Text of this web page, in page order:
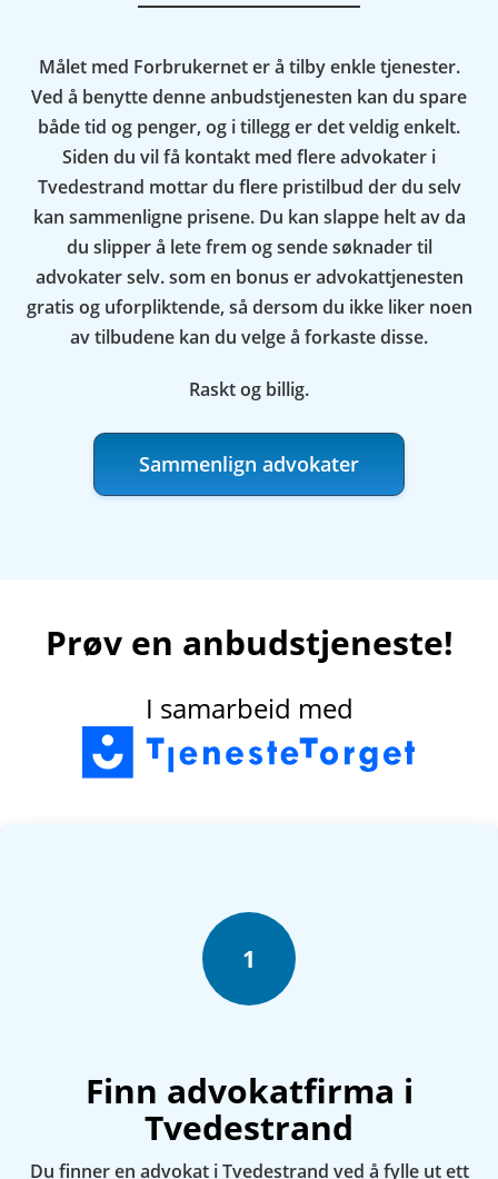
Målet med Forbrukernet er å tilby enkle tjenester.
Ved å benytte denne anbudstjenesten kan du spare
både tid og penger, og i tillegg er det veldig enkelt.
Siden du vil få kontakt med flere advokater i
Tvedestrand mottar du flere pristilbud der du selv
kan sammenligne prisene. Du kan slappe helt av da
du slipper å lete frem og sende søknader til
advokater selv. som en bonus er advokattjenesten
gratis og uforpliktende, så dersom du ikke liker noen
av tilbudene kan du velge å forkaste disse.
Raskt og billig.
Sammenlign advokater
Prøv en anbudstjeneste!
I samarbeid med
1
Finn advokatfirma i
Tvedestrand
Du finner en advokat i Tvedestrand ved å fylle ut ett